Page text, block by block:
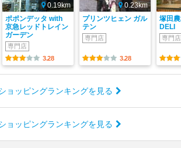
0.19km
ポポンデッタ with
京急レッドトレイン
ガーデン
専門店
3.28
0.23km
プリンツヒェン ガル
テン
専門店
3.28
塚田
DELI
専門店
ョッピングランキングを見る
ョッピングランキングを見る